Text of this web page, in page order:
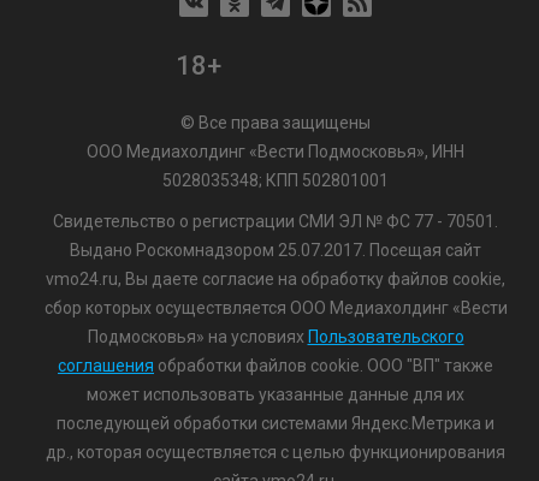
18+
© Все права защищены
ООО Медиахолдинг «Вести Подмосковья», ИНН
5028035348; КПП 502801001
Свидетельство о регистрации СМИ ЭЛ № ФС 77 - 70501.
Выдано Роскомнадзором 25.07.2017. Посещая сайт
vmo24.ru, Вы даете согласие на обработку файлов cookie,
сбор которых осуществляется ООО Медиахолдинг «Вести
Подмосковья» на условиях Пользовательского
соглашения обработки файлов cookie. ООО "ВП" также
может использовать указанные данные для их
последующей обработки системами Яндекс.Метрика и
др., которая осуществляется с целью функционирования